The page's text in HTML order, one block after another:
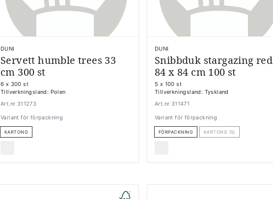
DUNI
Servett humble trees 33
cm 300 st
6 x 300 st
Tillverkningsland: Polen
Art.nr 311273
Variant för förpackning
KARTONG
DUNI
Snibbduk stargazing red
84 x 84 cm 100 st
5 x 100 st
Tillverkningsland: Tyskland
Art.nr 311471
Variant för förpackning
FÖRPACKNING KARTONG (5)